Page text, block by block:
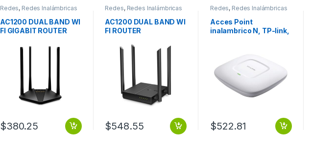
Redes, Redes Inalámbricas
AC1200 DUAL BAND WI
FI GIGABIT ROUTER
$380.25
Redes, Redes Inalámbricas
AC1200 DUAL BAND WI
FI ROUTER
$548.55
Redes, Redes Inalámbricas
Acces Point
inalambrico N, TP-link,
Etehernet 300MBPS
DE MONTAJE EN
TECHO
$522.81